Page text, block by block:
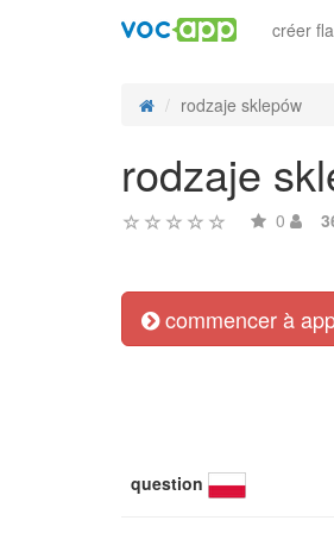
créer
rodzaje sklepów
rodzaje
0
commencer à
question